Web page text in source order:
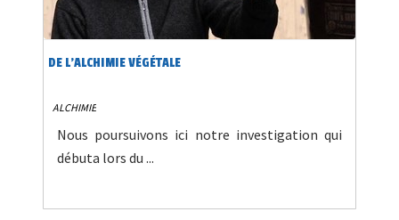
DE L’ALCHIMIE VÉGÉTALE
ALCHIMIE
Nous poursuivons ici notre investigation qui
débuta lors du ...